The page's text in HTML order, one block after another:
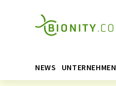
NEWS UNTERNEHMEN